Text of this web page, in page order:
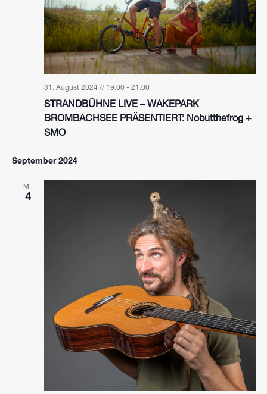
STRANDBÜHNE LIVE – WAKEPARK
BROMBACHSEE PRÄSENTIERT: Nobutthefrog +
SMO
31. August 2024 // 19:00 - 21:00
September 2024
MI.
4